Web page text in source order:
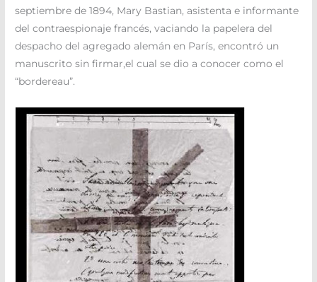
septiembre de 1894, Mary Bastian, asistenta e informante
del contraespionaje francés, vaciando la papelera del
despacho del agregado alemán en París, encontró un
manuscrito sin firmar,el cual se dio a conocer como el
“bordereau”.